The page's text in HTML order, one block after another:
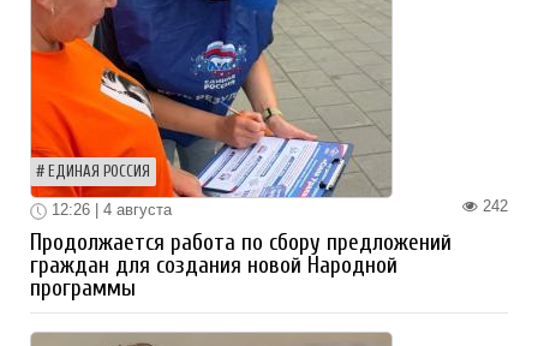
ЕДИНАЯ РОССИЯ
242
12:26 | 4 августа
Продолжается работа по сбору предложений
граждан для создания новой Народной
программы